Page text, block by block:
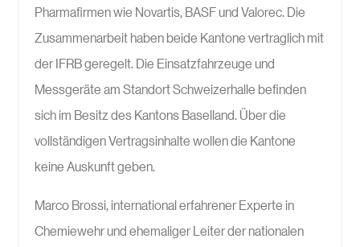
Pharmafirmen wie Novartis, BASF und Valorec. Die
Zusammenarbeit haben beide Kantone vertraglich mit
der IFRB geregelt. Die Einsatzfahrzeuge und
Messgeräte am Standort Schweizerhalle befinden
sich im Besitz des Kantons Baselland. Über die
vollständigen Vertragsinhalte wollen die Kantone
keine Auskunft geben.
Marco Brossi, international erfahrener Experte in
Chemiewehr und ehemaliger Leiter der nationalen